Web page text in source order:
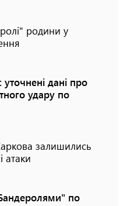
родини у
дані про
удару по
залишились
атаки
по